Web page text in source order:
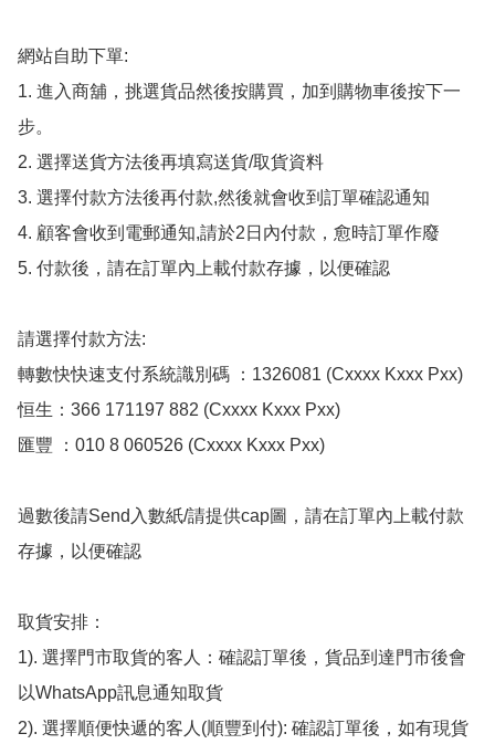
網站自助下單:
1. 進入商舖，挑選貨品然後按購買，加到購物車後按下一
步。
2. 選擇送貨方法後再填寫送貨/取貨資料
3. 選擇付款方法後再付款,然後就會收到訂單確認通知
4. 顧客會收到電郵通知,請於2日內付款，愈時訂單作廢
5. 付款後，請在訂單內上載付款存據，以便確認
請選擇付款方法:
轉數快快速支付系統識別碼 ：1326081 (Cxxxx Kxxx Pxx)
恒生：366 171197 882 (Cxxxx Kxxx Pxx)
匯豐 ：010 8 060526 (Cxxxx Kxxx Pxx)
過數後請Send入數紙/請提供cap圖，請在訂單內上載付款
存據，以便確認
取貨安排：
1). 選擇門市取貨的客人：確認訂單後，貨品到達門市後會
以WhatsApp訊息通知取貨
2). 選擇順便快遞的客人(順豐到付): 確認訂單後，如有現貨